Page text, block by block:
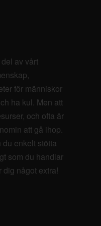
av vårt
för människor
ha kul. Men att
och ofta är
att gå ihop.
enkelt stötta
som du handlar
dig något extra!